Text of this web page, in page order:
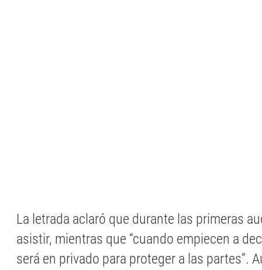
La letrada aclaró que durante las primeras
asistir, mientras que “cuando empiecen a
será en privado para proteger a las partes”.